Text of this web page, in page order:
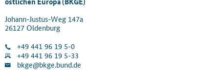
Johann-Justus-Weg 147a
26127 Oldenburg
+49 441 96 19 5-0
+49 441 96 19 5-33
bkge@bkge.bund.de